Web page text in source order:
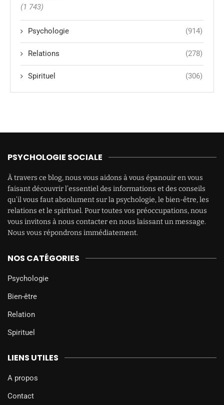
(1 743)
Psychologie (914)
Relations (278)
Spirituel (306)
PSYCHOLOGIE SOCIALE
À travers ce blog, nous vous aidons à vous épanouir en vous
faisant découvrir l’essentiel des informations et des conseils
qu’il vous faut absolument sur la psychologie, le bien-être, les
relations et le spirituel. Pour toutes vos préoccupations, nous
vous invitons à nous contacter en nous laissant un message.
Nous vous répondrons immédiatement.
NOS CATÉGORIES
Psychologie
Bien-être
Relation
Spirituel
LIENS UTILES
A propos
Contact